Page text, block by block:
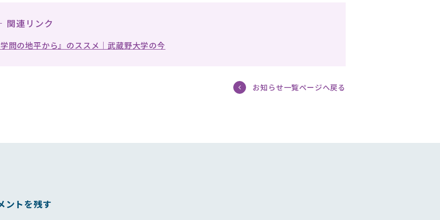
関連リンク
問の地平から』のススメ｜武蔵野大学の今
お知らせ一覧ページへ戻る
ントを残す